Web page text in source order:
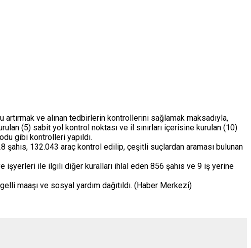
artırmak ve alınan tedbirlerin kontrollerini sağlamak maksadıyla,
(5) sabit yol kontrol noktası ve il sınırları içerisine kurulan (10)
gibi kontrolleri yapıldı.
132.043 araç kontrol edilip, çeşitli suçlardan araması bulunan
işyerleri ile ilgili diğer kuralları ihlal eden 856 şahıs ve 9 iş yerine
maaşı ve sosyal yardım dağıtıldı. (Haber Merkezi)